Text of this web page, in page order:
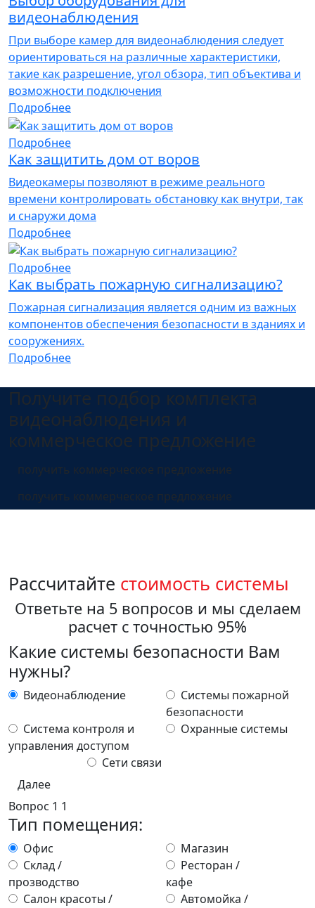
видеонаблюдения
При выборе камер для видеонаблюдения следует
ориентироваться на различные характеристики,
такие как разрешение, угол обзора, тип объектива и
возможности подключения
Подробнее
Подробнее
Как защитить дом от воров
Видеокамеры позволяют в режиме реального
времени контролировать обстановку как внутри, так
и снаружи дома
Подробнее
Подробнее
Как выбрать пожарную сигнализацию?
Пожарная сигнализация является одним из важных
компонентов обеспечения безопасности в зданиях и
сооружениях.
Подробнее
Получите подбор комплекта
видеонаблюдения и
коммерческое предложение
получить коммерческое предложение
получить коммерческое предложение
Рассчитайте стоимость системы
Ответьте на 5 вопросов и мы сделаем
расчет с точностью 95%
Какие системы безопасности Вам
нужны?
Видеонаблюдение
Системы пожарной
безопасности
Система контроля и
управления доступом
Охранные системы
Сети связи
Далее
Вопрос 1 1
Тип помещения:
Офис
Магазин
Склад /
прозводство
Ресторан /
кафе
Салон красоты /
Автомойка /